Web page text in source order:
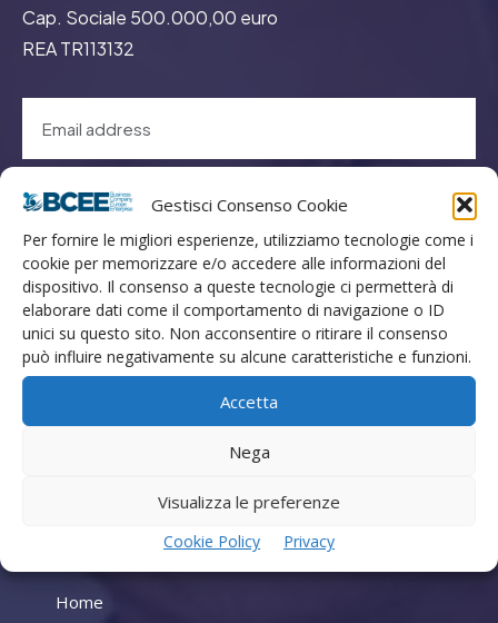
Gestisci Consenso Cookie
Per fornire le migliori esperienze, utilizziamo tecnologie come i
cookie per memorizzare e/o accedere alle informazioni del
dispositivo. Il consenso a queste tecnologie ci permetterà di
elaborare dati come il comportamento di navigazione o ID
unici su questo sito. Non acconsentire o ritirare il consenso
può influire negativamente su alcune caratteristiche e funzioni.
Accetta
Nega
Visualizza le preferenze
Cookie Policy Privacy
Cap. Sociale 500.000,00 euro
REA TR113132
GO
Menù
Privacy
Termini Utilizzo
Iscrizione Newsletter
Company
Home